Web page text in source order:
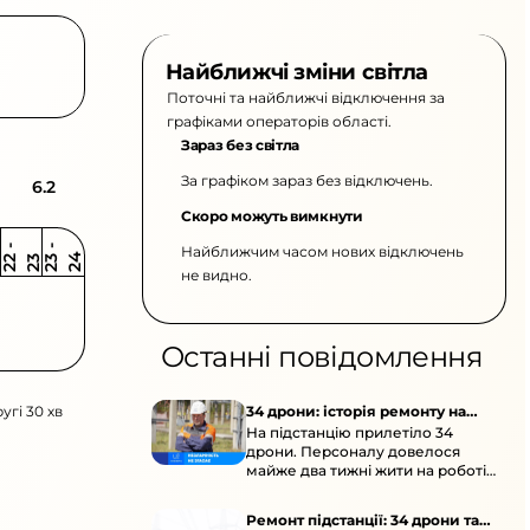
6.2
2 2
-
2 3 2 3
-
2 4
30 хв
Найближчі зміни світла
Поточні та найближчі відключення за
графіками операторів області.
Зараз без світла
За графіком зараз без відключень.
Скоро можуть вимкнути
Найближчим часом нових відключень
не видно.
Останні повідомлення
34 дрони: історія ремонту на
підстанції
На підстанцію прилетіло 34
дрони. Персоналу довелося
майже два тижні жити на роботі
Ремонт підстанції: 34 дрони та